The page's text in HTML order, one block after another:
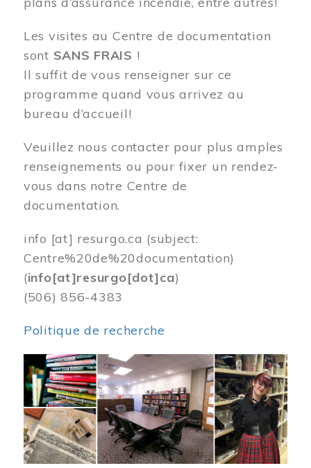
Les visites au Centre de documentation
sont SANS FRAIS !
Il suffit de vous renseigner sur ce
programme quand vous arrivez au
bureau d’accueil!
Veuillez nous contacter pour plus amples
renseignements ou pour fixer un rendez-
vous dans notre Centre de
documentation.
info [at] resurgo.ca (subject:
Centre%20de%20documentation)
(info[at]resurgo[dot]ca)
(506) 856-4383
Politique de recherche
Image